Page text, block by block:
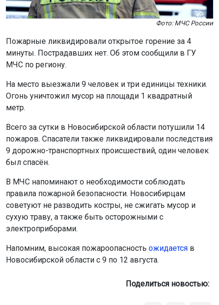
МЧС по региону.
Огонь уничтожил мусор на площади 1 квадратный
метр.
пожаров. Спасатели также ликвидировали последствия
9 дорожно-транспортных происшествий, один человек
был спасён.
В МЧС напоминают о необходимости соблюдать
правила пожарной безопасности. Новосибирцам
советуют не разводить костры, не сжигать мусор и
сухую траву, а также быть осторожными с
Напомним, высокая пожароопасностьожидается
Новосибирской области с 9 по 12 августа.
Читать все